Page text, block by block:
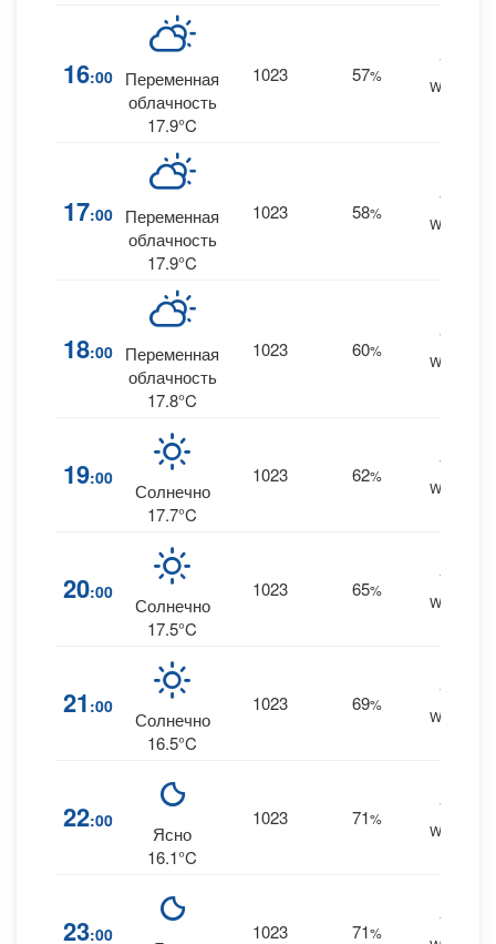
16:00
Переменная
облачность
17.9°C
1023 57%
13
WNW
17:00
Переменная
облачность
17.9°C
1023 58%
14
WNW
18:00
Переменная
облачность
17.8°C
1023 60%
14
WNW
19:00
Солнечно
17.7°C
1023 62%
14
WNW
20:00
Солнечно
17.5°C
1023 65%
14
WNW
21 :00
Солнечно
16.5°C
1023 69%
14
WNW
22:00
Ясно
16.1°C
1023 71%
13
WNW
23:00 1023 71%
11